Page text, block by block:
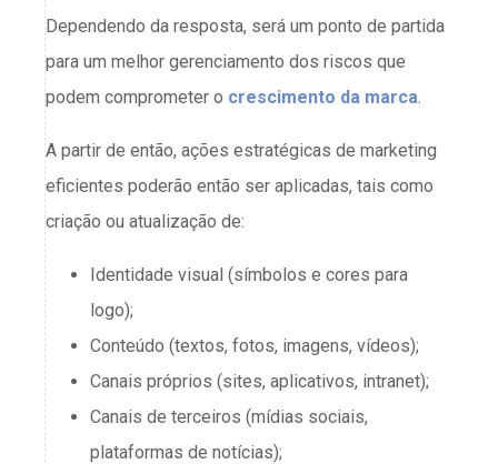
Dependendo da resposta, será um ponto de partida
para um melhor gerenciamento dos riscos que
podem comprometer o crescimento da marca.
A partir de então, ações estratégicas de marketing
eficientes poderão então ser aplicadas, tais como
criação ou atualização de:
Identidade visual (símbolos e cores para
logo);
Conteúdo (textos, fotos, imagens, vídeos);
Canais próprios (sites, aplicativos, intranet);
Canais de terceiros (mídias sociais,
plataformas de notícias);